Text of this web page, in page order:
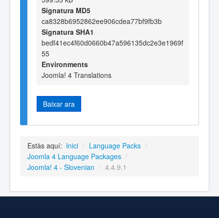
Signatura MD5
ca8328b6952862ee906cdea77bf9fb3b
Signatura SHA1
bedf41ec4f60d0660b47a596135dc2e3e1969f
55
Environments
Joomla! 4 Translations
Baixar ara
Estàs aquí: Inici / Language Packs /
Joomla 4 Language Packages /
Joomla! 4 - Slovenian / 4.4.9.1